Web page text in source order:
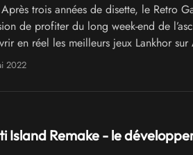
trois années de disette, le Retro
de profiter du long week-end de
en réel les meilleurs jeux Lankhor
Maupiti Island ou Vroom n’attendent
2022
Island Remake - le